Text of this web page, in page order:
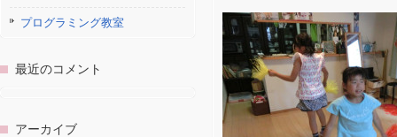
プログラミング教室
最近のコメント
アーカイブ